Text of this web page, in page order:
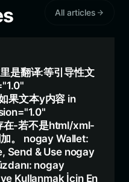
All articles
是翻译:等引导性文
果文本y内容 in
-若不是html/xml-
。 nogay Wallet:
Send & Use nogay
nogay
Kullanmak İçin En